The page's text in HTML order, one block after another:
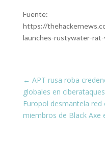
Fuente:
https://
launches-rustywater-rat-
← APT rusa roba
globales en
Europol desmantela
miembros de Black Axe